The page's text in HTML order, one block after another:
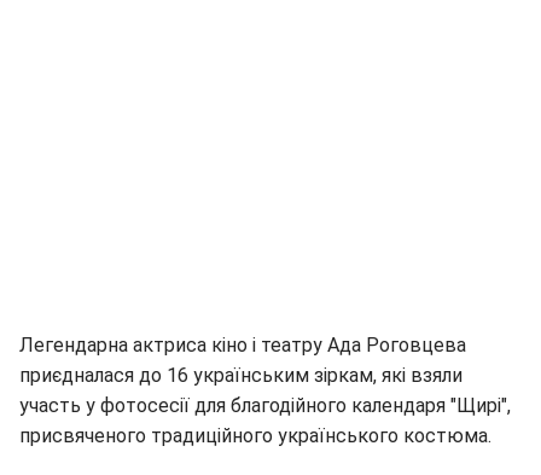
Легендарна актриса кіно і театру Ада Роговцева
приєдналася до 16 українським зіркам, які взяли
участь у фотосесії для благодійного календаря "Щирі",
присвяченого традиційного українського костюма.